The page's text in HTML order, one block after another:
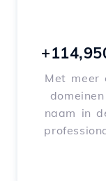
Met meer
naam in